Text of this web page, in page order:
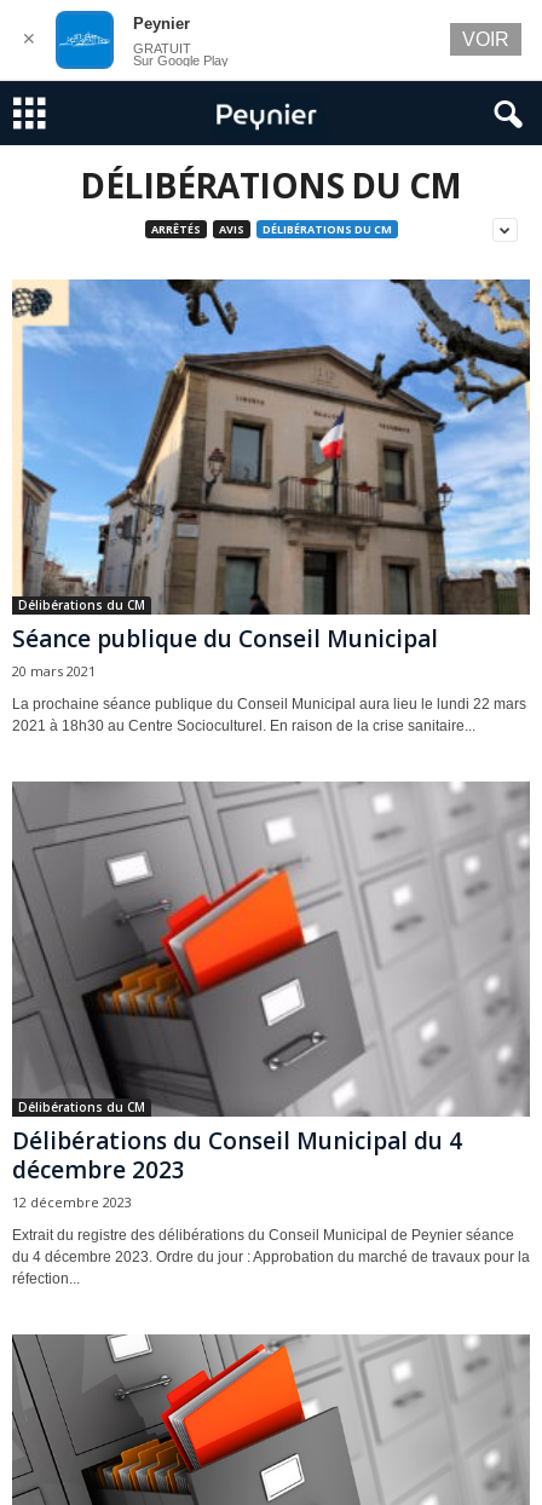
DÉLIBÉRATIONS DU CM
ARRÊTÉS AVIS DÉLIBÉRATIONS DU CM
Délibérations du CM
Séance publique du Conseil Municipal
20 mars 2021
La prochaine séance publique du Conseil Municipal aura lieu le lundi 22 mars
2021 à 18h30 au Centre Socioculturel. En raison de la crise sanitaire...
Délibérations du CM
Délibérations du Conseil Municipal du 4
décembre 2023
12 décembre 2023
Extrait du registre des délibérations du Conseil Municipal de Peynier séance
du 4 décembre 2023. Ordre du jour : Approbation du marché de travaux pour la
réfection...
✕
Peynier
GRATUIT
Sur Google Play
VOIR